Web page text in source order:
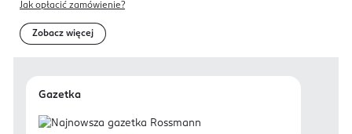
Jak opłacić zamówienie?
Zobacz więcej
Gazetka